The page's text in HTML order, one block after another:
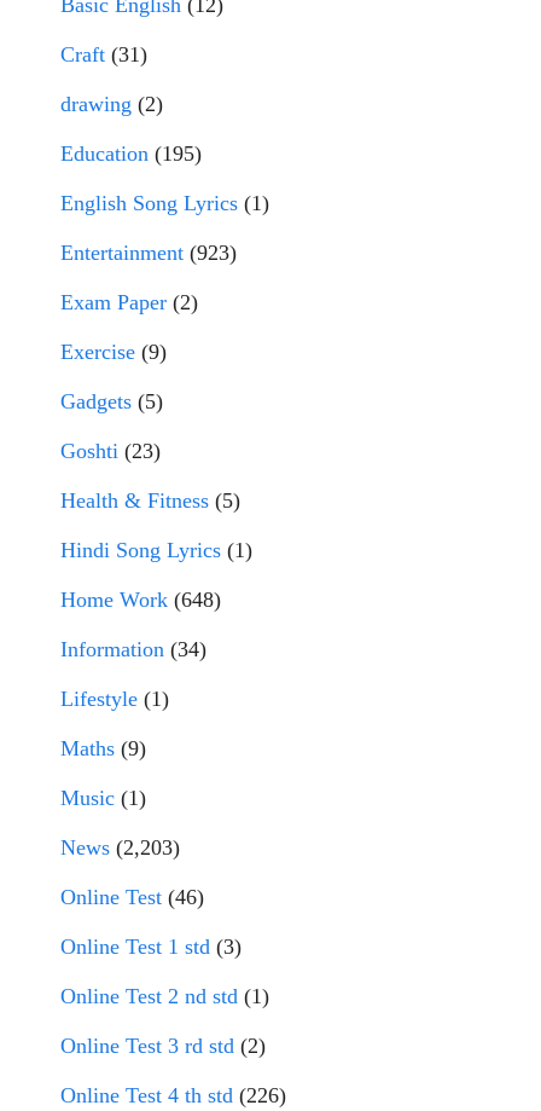
Basic English (12)
Craft (31)
drawing (2)
Education (195)
English Song Lyrics (1)
Entertainment (923)
Exam Paper (2)
Exercise (9)
Gadgets (5)
Goshti (23)
Health & Fitness (5)
Hindi Song Lyrics (1)
Home Work (648)
Information (34)
Lifestyle (1)
Maths (9)
Music (1)
News (2,203)
Online Test (46)
Online Test 1 std (3)
Online Test 2 nd std (1)
Online Test 3 rd std (2)
Online Test 4 th std (226)